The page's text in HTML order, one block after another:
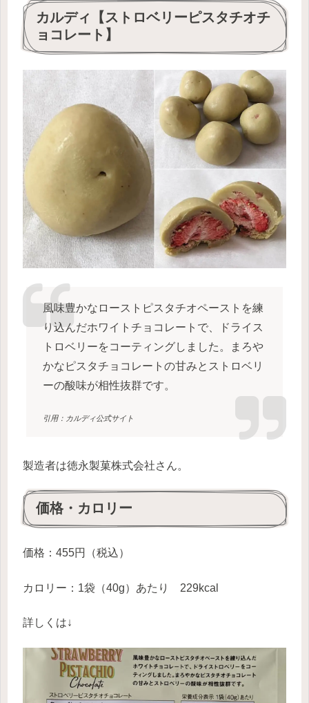
カルディ【ストロベリーピスタチオチ
ョコレート】
風味豊かなローストピスタチオペーストを練
り込んだホワイトチョコレートで、ドライス
トロベリーをコーティングしました。まろや
かなピスタチョコレートの甘みとストロベリ
ーの酸味が相性抜群です。
引用：カルディ公式サイト
製造者は徳永製菓株式会社さん。
価格・カロリー
価格：455円（税込）
カロリー：1袋（40g）あたり 229kcal
詳しくは↓